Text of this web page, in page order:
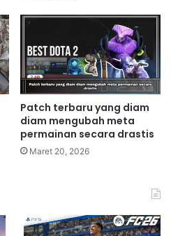
Patch terbaru yang diam
diam mengubah meta
permainan secara drastis
Maret 20, 2026